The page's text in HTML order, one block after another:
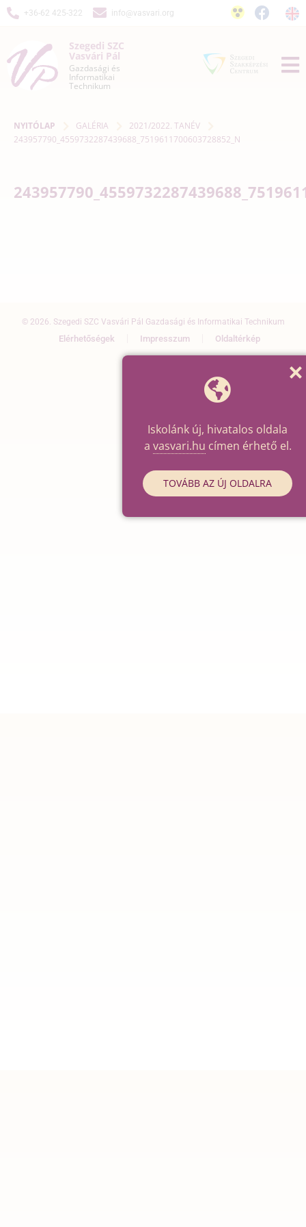
+36-62 425-322 info@vasvari.org
Szegedi SZC
Vasvári Pál
Gazdasági és
Informatikai
Technikum
NYITÓLAP GALÉRIA
2021/2022. TANÉV
243957790_4559732287439688_7519611700603728852_N
© 2026. Szegedi SZC Vasvári Pál Gazdasági és Informatikai Technikum
Elérhetőségek Impresszum Oldaltérkép
Iskolánk új, hivatalos oldala
a vasvari.hu címen érhető el.
TOVÁBB AZ ÚJ OLDALRA